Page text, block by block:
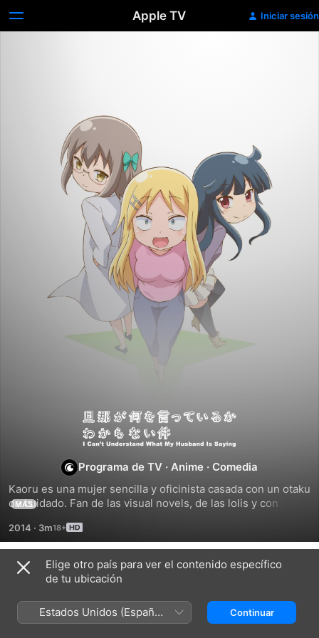
Apple TV Iniciar sesión
No
puedo
entender
lo
que
dice
Programa de TV ·Anime ·Comedia
Kaoru es una mujer sencilla y oficinista casada con un otaku
de cuidado. Fan de las visual novels, de las lolis y con
Porque ella... no puede comprender lo que dice su esposo.
MÁS
2014 · 3m
Temporada 1
Elige otro país para ver el contenido específico
de tu ubicación
Estados Unidos (Español
México)
Continuar